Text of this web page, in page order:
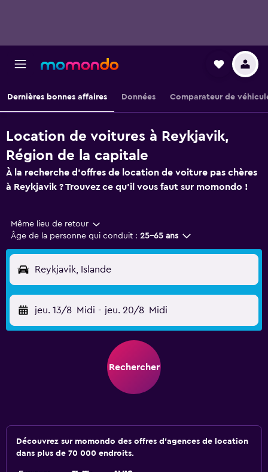
Dernières bonnes affaires Données Comparateur de
Location de voitures à Reykjavik,
Région de la capitale
À la recherche d'offres de location de voiture pas chères
à Reykjavik ? Trouvez ce qu'il vous faut sur momondo !
Même lieu de retour
Âge de la personne qui conduit : 25-65 ans
Reykjavik, Islande
jeu. 13/8 Midi - jeu. 20/8 Midi
Rechercher
Découvrez sur momondo des offres d'agences de location
dans plus de 70 000 endroits.